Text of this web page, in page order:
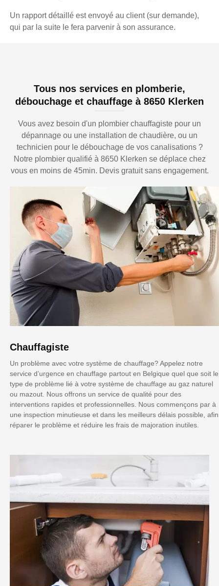
Un rapport détaillé est envoyé au client (sur demande),
qui par la suite le fera parvenir à son assurance.
Tous nos services en plomberie,
débouchage et chauffage à 8650 Klerken
Vous avez besoin d'un plombier chauffagiste pour un
dépannage ou une installation de chaudière, ou un
technicien pour le débouchage de vos canalisations ?
Notre plombier qualifié à 8650 Klerken se déplace chez
vous en moins de 45min. Devis gratuit sans engagement.
Chauffagiste
Un problème avec votre système de chauffage? Appelez notre
service d’urgence en chauffage partout en Belgique quel que soit le
type de problème lié à votre système de chauffage au gaz naturel
ou mazout. Nous offrons un service de qualité pour des
interventions rapides et professionnelles. Nous commençons par à
une inspection minutieuse et dans les meilleurs délais possible, afin
réparer le problème et réduire les frais de majoration inutiles.